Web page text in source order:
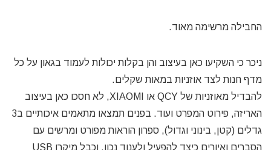
החבילה מרשימה מאוד.
ניכר כי השקיעו כאן בעיצוב והן בקלות יכולות לעמוד בגאון על כל
מדף חנות לצד אוזניות במאות שקלים.
להבדיל מאוזניות של QCY או XIAOMI, לא חסכו כאן בעיצוב
האריזה, פירוט המפרט ועוד. בפנים תמצאו מתאמים איכותיים ב3
גדלים (קטן, בינוני וגדול), ספרון הוראות מפורט ומרשים עם
הסברים ואיורים כיצד להפעיל ולענוד נכון, וכבל מיקרו USB